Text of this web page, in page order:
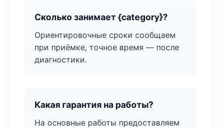
Сколько занимает {category}?
Ориентировочные сроки сообщаем
при приёмке, точное время — после
диагностики.
Какая гарантия на работы?
На основные работы предоставляем